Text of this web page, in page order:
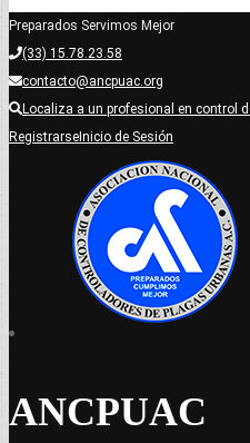
Preparados Servimos Mejor
(33) 15.78.23.58
contacto@ancpuac.org
Localiza a un profesional en control
RegistrarseInicio de Sesión
ANCPUAC